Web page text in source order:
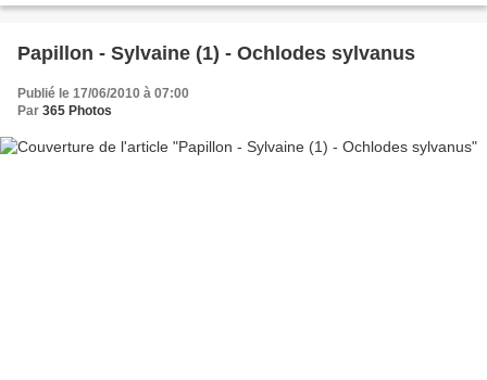
Papillon - Sylvaine (1) - Ochlodes sylvanus
Publié le 17/06/2010 à 07:00
Par 365 Photos